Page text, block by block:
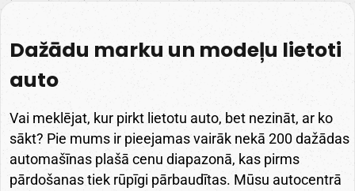
Dažādu marku un modeļu lietoti
auto
Vai meklējat, kur pirkt lietotu auto, bet nezināt, ar ko
sākt? Pie mums ir pieejamas vairāk nekā 200 dažādas
automašīnas plašā cenu diapazonā, kas pirms
pārdošanas tiek rūpīgi pārbaudītas. Mūsu autocentrā